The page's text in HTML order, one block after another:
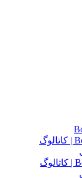
مینی لودر بابکت Bobcat T320 | کاتالوگ
مینی لودر بابکت Bobcat S185 | کاتالوگ